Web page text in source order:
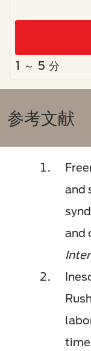
1 ～ 5 分
参考文献
and
and